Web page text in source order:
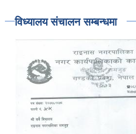
विध्यालय संचालन सम्बन्धमा